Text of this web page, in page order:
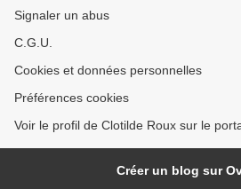
Signaler un abus
C.G.U.
Cookies et données personnelles
Préférences cookies
Voir le profil de Clotilde Roux sur le
Créer un blog sur